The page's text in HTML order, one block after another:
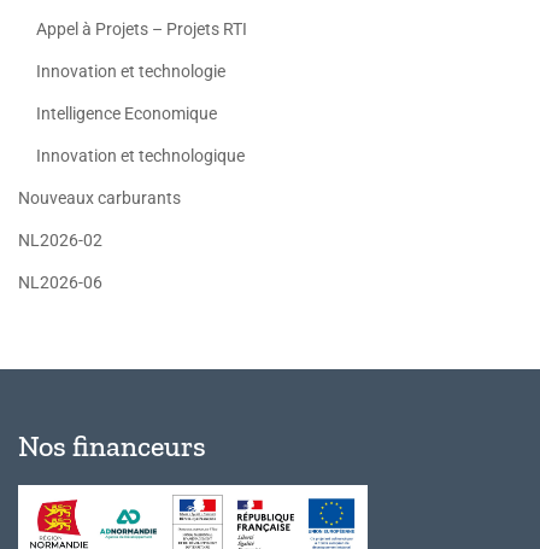
Appel à Projets – Projets RTI
Innovation et technologie
Intelligence Economique
Innovation et technologique
Nouveaux carburants
NL2026-02
NL2026-06
Nos financeurs